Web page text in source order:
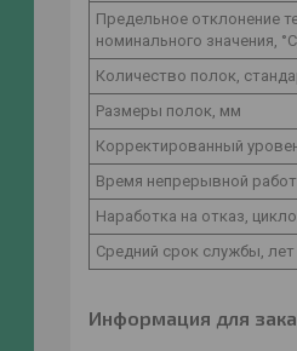
Предельное отклонение
номинального значения,
Количество полок,
Размеры полок, мм
Корректированный
Время непрерывной
Наработка на отказ,
Средний срок службы, лет
Информация для